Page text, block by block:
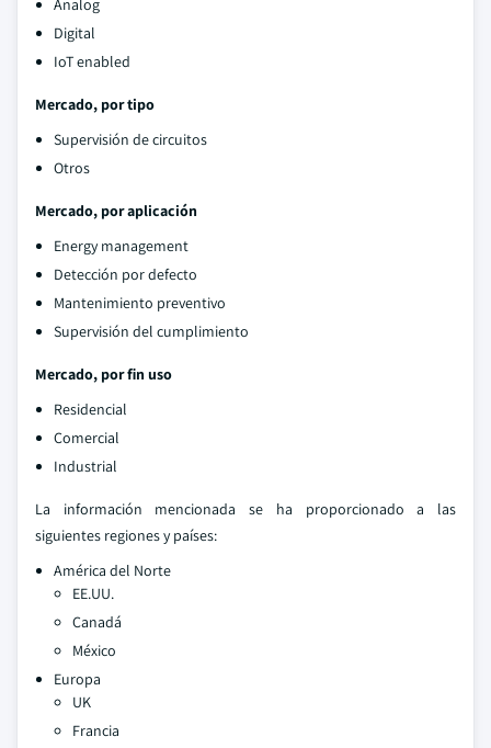
Analog
Digital
IoT enabled
Mercado, por tipo
Supervisión de circuitos
Otros
Mercado, por aplicación
Energy management
Detección por defecto
Mantenimiento preventivo
Supervisión del cumplimiento
Mercado, por fin uso
Residencial
Comercial
Industrial
La información mencionada se ha proporcionado a las
siguientes regiones y países:
América del Norte
EE.UU.
Canadá
México
Europa
UK
Francia